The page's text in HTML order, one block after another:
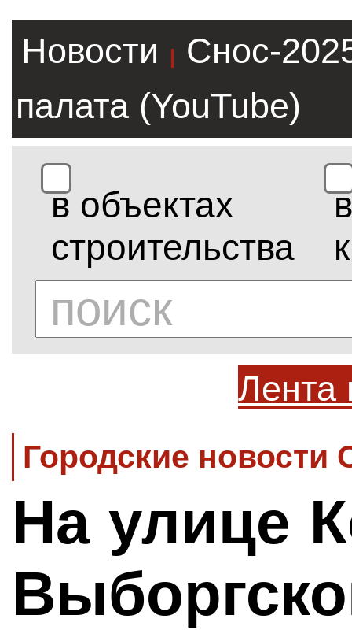
Новости |
Снос-
палата (YouTube)
в объектах
строительства
в
Лента
Городские новости
На улице